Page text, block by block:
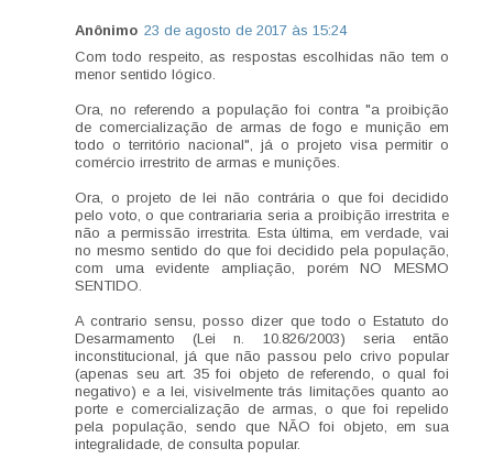
Anônimo 23 de agosto de 2017 às 15:24
Com todo respeito, as respostas escolhidas não tem o
menor sentido lógico.
Ora, no referendo a população foi contra "a proibição
de comercialização de armas de fogo e munição em
todo o território nacional", já o projeto visa permitir o
comércio irrestrito de armas e munições.
Ora, o projeto de lei não contrária o que foi decidido
pelo voto, o que contrariaria seria a proibição irrestrita e
não a permissão irrestrita. Esta última, em verdade, vai
no mesmo sentido do que foi decidido pela população,
com uma evidente ampliação, porém NO MESMO
SENTIDO.
A contrario sensu, posso dizer que todo o Estatuto do
Desarmamento (Lei n. 10.826/2003) seria então
inconstitucional, já que não passou pelo crivo popular
(apenas seu art. 35 foi objeto de referendo, o qual foi
negativo) e a lei, visivelmente trás limitações quanto ao
porte e comercialização de armas, o que foi repelido
pela população, sendo que NÃO foi objeto, em sua
integralidade, de consulta popular.